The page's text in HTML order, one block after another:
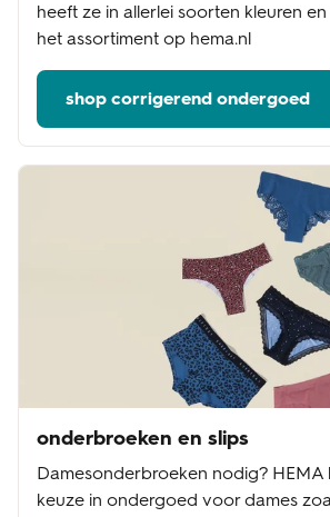
heeft ze in allerlei soorten kleuren
het assortiment op hema.nl
shop corrigerend ondergoed
onderbroeken en slips
Damesonderbroeken nodig? HEMA
keuze in ondergoed voor dames